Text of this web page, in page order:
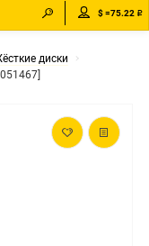
$ =75.22 ₽
диски